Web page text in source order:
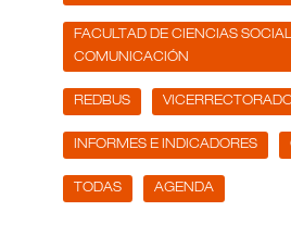
FACULTAD DE CIENCIAS
COMUNICACIÓN
REDBUS
INFORMES E INDICADORES
TODAS AGENDA